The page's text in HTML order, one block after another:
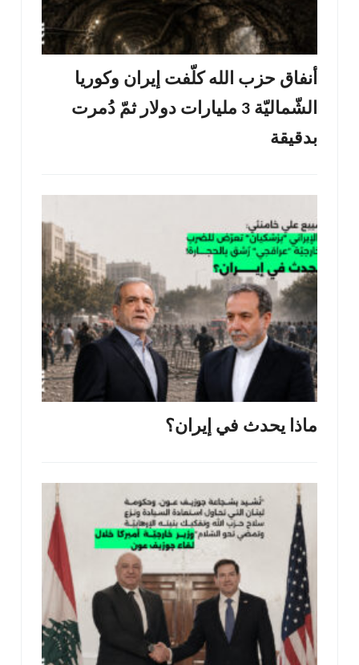
أنفاق حزب الله كلّفت إيران وكوريا
الشّماليّة 3 مليارات دولار ثمّ دُمرت
بدقيقة
ماذا يحدث في إيران؟